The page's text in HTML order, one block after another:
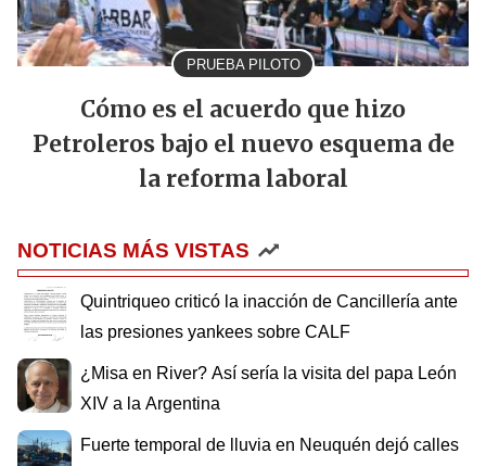
PRUEBA PILOTO
Cómo es el acuerdo que hizo
Petroleros bajo el nuevo esquema de
la reforma laboral
NOTICIAS MÁS VISTAS
Quintriqueo criticó la inacción de Cancillería ante
las presiones yankees sobre CALF
¿Misa en River? Así sería la visita del papa León
XIV a la Argentina
Fuerte temporal de lluvia en Neuquén dejó calles